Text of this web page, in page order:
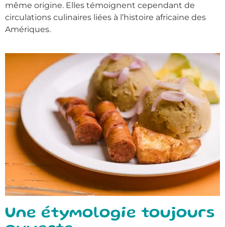
même origine. Elles témoignent cependant de
circulations culinaires liées à l’histoire africaine des
Amériques.
Une étymologie toujours